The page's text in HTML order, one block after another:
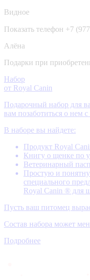
Видное
Показать телефон +7
Алёна
Подарки при
Набор
от Royal Canin
Подарочный набор для
вам позаботиться о нем
В наборе вы найдете:
Продукт Royal
Книгу о щенке по
Ветеринарный
Простую и
специального
Royal Canin ® для
Пусть ваш питомец
Состав набора может
Подробнее